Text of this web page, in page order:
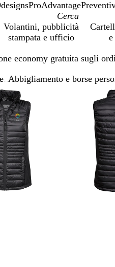
ProAdvantage
Volantini, pubblicità
stampata e ufficio
e
economy gratuita sugli
Abbigliamento e borse
L’immagine
può
essere
ingrandita
Ingrandito
a
minimo
Clicca
per
allargare
Usa
i
comandi
+
e
+
per
ingrandire
o
ridurre